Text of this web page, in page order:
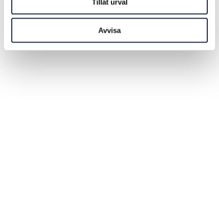
Tillåt urval
Avvisa